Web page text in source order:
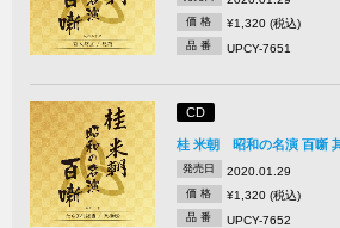
価 格 ¥1,320 (税込)
品 番 UPCY-7651
CD
桂 米朝 昭和の名演 百噺
発売日 2020.01.29
価 格 ¥1,320 (税込)
品 番 UPCY-7652